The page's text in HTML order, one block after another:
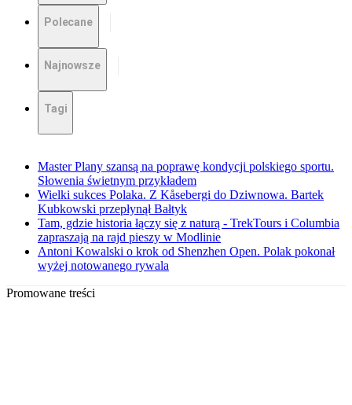
Polecane
Najnowsze
Tagi
Master Plany szansą na poprawę kondycji polskiego sportu.
Słowenia świetnym przykładem
Wielki sukces Polaka. Z Kåsebergi do Dziwnowa. Bartek
Kubkowski przepłynął Bałtyk
Tam, gdzie historia łączy się z naturą - TrekTours i Columbia
zapraszają na rajd pieszy w Modlinie
Antoni Kowalski o krok od Shenzhen Open. Polak pokonał
wyżej notowanego rywala
Promowane treści